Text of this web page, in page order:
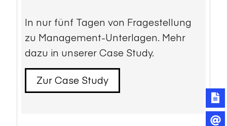
In nur fünf Tagen von Fragestellung
zu Management-Unterlagen. Mehr
dazu in unserer Case Study.
Zur Case Study